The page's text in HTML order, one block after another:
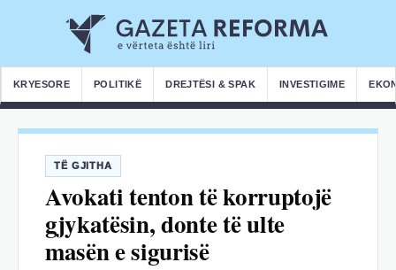
KRYESORE POLITIKË DREJTËSI & SPAK INVESTIGIME
TË GJITHA
Avokati tenton të korruptojë
gjykatësin, donte të ulte
masën e sigurisë